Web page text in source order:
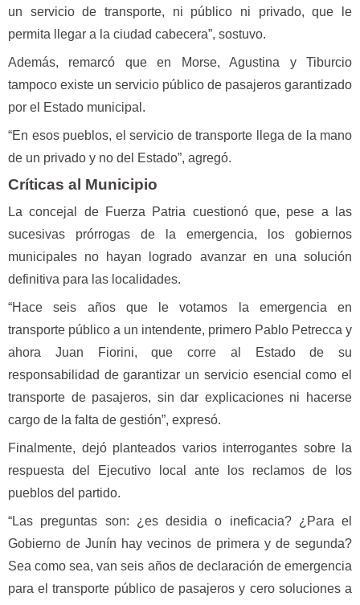
un servicio de transporte, ni público ni privado, que le
permita llegar a la ciudad cabecera”, sostuvo.
Además, remarcó que en Morse, Agustina y Tiburcio
tampoco existe un servicio público de pasajeros garantizado
por el Estado municipal.
“En esos pueblos, el servicio de transporte llega de la mano
de un privado y no del Estado”, agregó.
Críticas al Municipio
La concejal de Fuerza Patria cuestionó que, pese a las
sucesivas prórrogas de la emergencia, los gobiernos
municipales no hayan logrado avanzar en una solución
definitiva para las localidades.
“Hace seis años que le votamos la emergencia en
transporte público a un intendente, primero Pablo Petrecca y
ahora Juan Fiorini, que corre al Estado de su
responsabilidad de garantizar un servicio esencial como el
transporte de pasajeros, sin dar explicaciones ni hacerse
cargo de la falta de gestión”, expresó.
Finalmente, dejó planteados varios interrogantes sobre la
respuesta del Ejecutivo local ante los reclamos de los
pueblos del partido.
“Las preguntas son: ¿es desidia o ineficacia? ¿Para el
Gobierno de Junín hay vecinos de primera y de segunda?
Sea como sea, van seis años de declaración de emergencia
para el transporte público de pasajeros y cero soluciones a